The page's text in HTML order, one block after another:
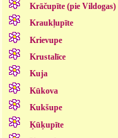
Krāčupīte (pie Vildogas)
Kraukļupīte
Krievupe
Krustalīce
Kuja
Kūkova
Kukšupe
Ķūķupīte